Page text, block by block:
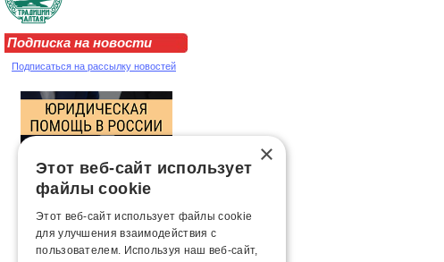
Подписка на новости
Подписаться на рассылку новостей
×
Этот веб-сайт использует
файлы cookie
Этот веб-сайт использует файлы cookie
для улучшения взаимодействия с
пользователем. Используя наш веб-сайт,